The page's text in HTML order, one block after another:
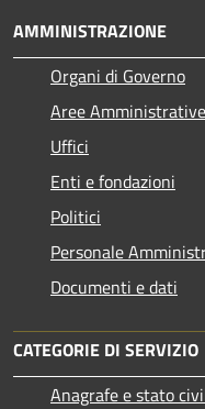
AMMINISTRAZIONE
Organi di Governo
Aree Amministrative
Uffici
Enti e fondazioni
Politici
Personale
Documenti e dati
CATEGORIE DI SERVIZIO
Anagrafe e stato